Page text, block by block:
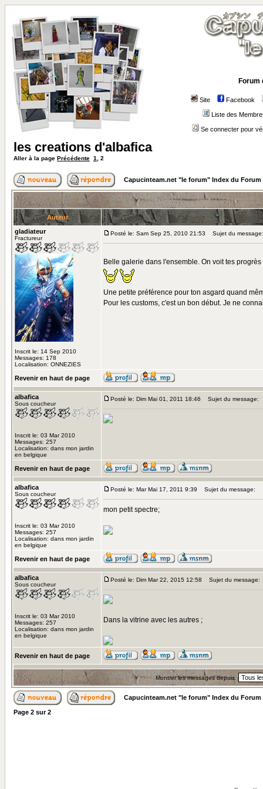
Forum
Site Facebook
Liste des
Se connecter pour
les creations d'albafica
Aller à la page Précédente 1 2
Capucinteam.net "le forum" Index du Forum
Auteur
gladiateur
Fractureur
Inscrit le: 14 Sep 2010
Messages: 178
Localisation: ONNEZIES
Posté le: Sam Sep 25, 2010 21:53 Sujet du message:
Belle galerie dans l'ensemble. On voit tes
Une petite préférence pour ton asgard quand
Pour les customs, c'est un bon début. Je ne
Revenir en haut de page
albafica
Sous coucheur
Inscrit le: 03 Mar 2010
Messages: 257
Localisation: dans mon jardin
en belgique
Posté le: Dim Mai 01, 2011 18:46 Sujet du message:
Revenir en haut de page
albafica
Sous coucheur
Inscrit le: 03 Mar 2010
Messages: 257
Localisation: dans mon jardin
en belgique
Posté le: Mar Mai 17, 2011 9:39 Sujet du message:
mon petit spectre;
Revenir en haut de page
albafica
Sous coucheur
Inscrit le: 03 Mar 2010
Messages: 257
Localisation: dans mon jardin
en belgique
Posté le: Dim Mar 22, 2015 12:58 Sujet du message:
Dans la vitrine avec les autres ;
Revenir en haut de page
Montrer les messages depuis:
Capucinteam.net "le forum" Index du Forum
Page 2 sur2